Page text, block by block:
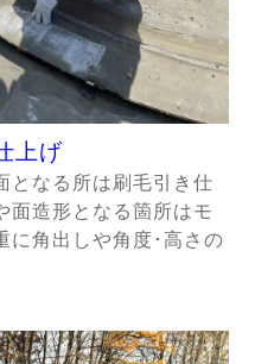
上げ
となる所は刷毛引き仕
面造形となる箇所はモ
に角出しや角度･高さの